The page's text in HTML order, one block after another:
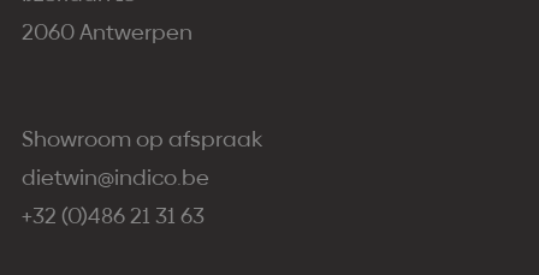
2060 Antwerpen
Showroom op afspraak
dietwin@indico.be
+32 (0)486 21 31 63